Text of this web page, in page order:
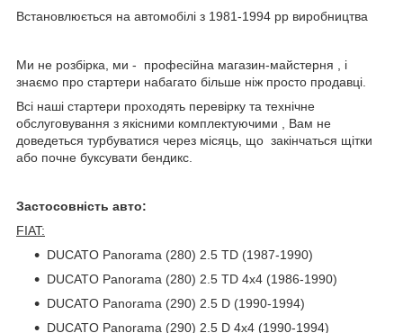
Встановлюється на автомобілі з 1981-1994 рр виробництва
Ми не розбірка, ми - професійна магазин-майстерня , і
знаємо про стартери набагато більше ніж просто продавці.
Всі наші стартери проходять перевірку та технічне
обслуговування з якісними комплектуючими , Вам не
доведеться турбуватися через місяць, що закінчаться щітки
або почне буксувати бендикс.
Застосовність авто:
FIAT:
DUCATO Panorama (280) 2.5 TD (1987-1990)
DUCATO Panorama (280) 2.5 TD 4x4 (1986-1990)
DUCATO Panorama (290) 2.5 D (1990-1994)
DUCATO Panorama (290) 2.5 D 4x4 (1990-1994)